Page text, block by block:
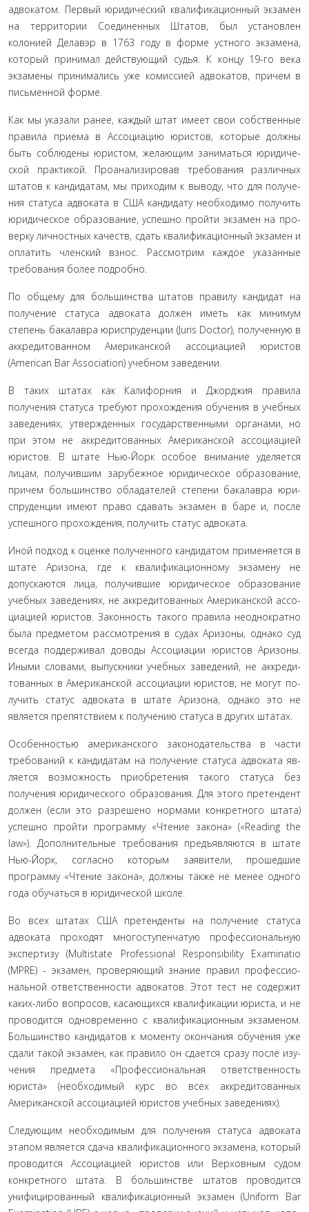
адвокатом. Первый юридический квалификационный экзамен
на терри­тории Соединенных Штатов, был установлен
колонией Дела­вэр в 1763 году в форме устного экзамена,
который принимал действующий судья. К концу 19-го века
экзамены принима­лись уже комиссией адвокатов, причем в
письменной форме.
Как мы указали ранее, каждый штат имеет свои собствен­ные
правила приема в Ассоциацию юристов, которые должны
быть соблюдены юристом, желающим заниматься юридиче­
ской практикой. Проанализировав требования различных
штатов к кандидатам, мы приходим к выводу, что для получе­
ния статуса адвоката в США кандидату необходимо получить
юридическое образование, успешно пройти экзамен на про­
верку личностных качеств, сдать квалификационный экзамен и
оплатить членский взнос. Рассмотрим каждое указанные
требования более подробно.
По общему для большинства штатов правилу кандидат на
получение статуса адвоката должен иметь как минимум
степень бакалавра юриспруденции (Juris Doctor), получен­ную в
аккредитованном Американской ассоциацией юристов
(American Bar Association) учебном заведении.
В таких штатах как Калифорния и Джорджия правила
получения статуса требуют прохождения обучения в учеб­ных
заведениях, утвержденных государственными органами, но
при этом не аккредитованных Американской ассоциаци­ей
юристов. В штате Нью-Йорк особое внимание уделяется
лицам, получившим зарубежное юридическое образование,
причем большинство обладателей степени бакалавра юри­
спруденции имеют право сдавать экзамен в баре и, после
успешного прохождения, получить статус адвоката.
Иной подход к оценке полученного кандидатом приме­няется в
штате Аризона, где к квалификационному экзамену не
допускаются лица, получившие юридическое образование
учебных заведениях, не аккредитованных Американской ассо­
циацией юристов. Законность такого правила неоднократно
была предметом рассмотрения в судах Аризоны, однако суд
всегда поддерживал доводы Ассоциации юристов Аризоны.
Иными словами, выпускники учебных заведений, не аккреди­
тованных в Американской ассоциации юристов, не могут по­
лучить статус адвоката в штате Аризона, однако это не
являет­ся препятствием к получению статуса в других штатах.
Особенностью американского законодательства в части
требований к кандидатам на получение статуса адвоката яв­
ляется возможность приобретения такого статуса без
получе­ния юридического образования. Для этого претендент
должен (если это разрешено нормами конкретного штата)
успешно пройти программу «Чтение закона» («Reading the
law»). До­полнительные требования предъявляются в штате
Нью-Йорк, согласно которым заявители, прошедшие
программу «Чтение закона», должны также не менее одного
года обучаться в юри­дической школе.
Во всех штатах США претенденты на получение стату­са
адвоката проходят многоступенчатую профессиональную
экспертизу (Multistate Professional Responsibility Examinatio
(MPRE) - экзамен, проверяющий знание правил профессио­
нальной ответственности адвокатов. Этот тест не содержит
ка­ких-либо вопросов, касающихся квалификации юриста, и не
проводится одновременно с квалификационным экзаменом.
Большинство кандидатов к моменту окончания обучения уже
сдали такой экзамен, как правило он сдается сразу после изу­
чения предмета «Профессиональная ответственность
юриста» (необходимый курс во всех аккредитованных
Американской ассоциацией юристов учебных заведениях).
Следующим необходимым для получения статуса ад­воката
этапом является сдача квалификационного экзамена, который
проводится Ассоциацией юристов или Верховным судом
конкретного штата. В большинстве штатов проводится
унифицированный квалификационный экзамен (Uniform Bar